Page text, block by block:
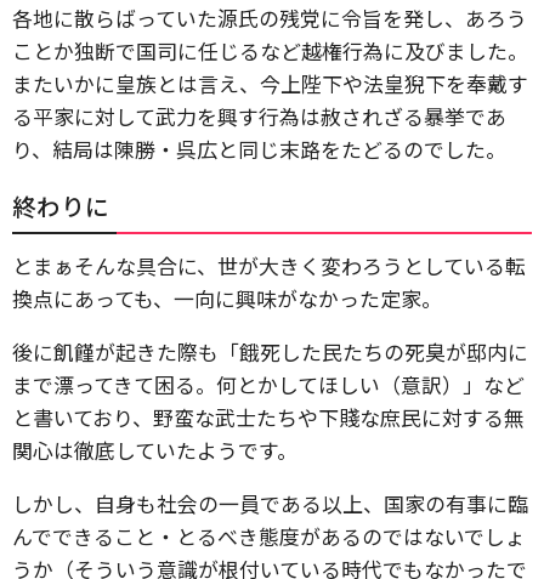
各地に散らばっていた源氏の残党に令旨を発し、あろう
ことか独断で国司に任じるなど越権行為に及びました。
またいかに皇族とは言え、今上陛下や法皇猊下を奉戴す
る平家に対して武力を興す行為は赦されざる暴挙であ
り、結局は陳勝・呉広と同じ末路をたどるのでした。
終わりに
とまぁそんな具合に、世が大きく変わろうとしている転
換点にあっても、一向に興味がなかった定家。
後に飢饉が起きた際も「餓死した民たちの死臭が邸内に
まで漂ってきて困る。何とかしてほしい（意訳）」など
と書いており、野蛮な武士たちや下賤な庶民に対する無
関心は徹底していたようです。
しかし、自身も社会の一員である以上、国家の有事に臨
んでできること・とるべき態度があるのではないでしょ
うか（そういう意識が根付いている時代でもなかったで